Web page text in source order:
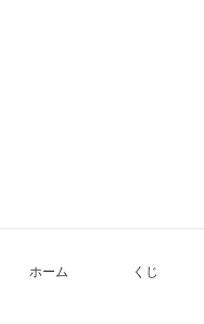
ホーム くじ